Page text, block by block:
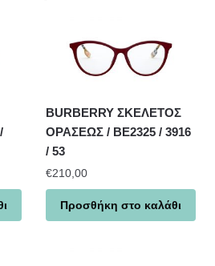
BURBERRY ΣΚΕΛΕΤΟΣ
ΟΡΑΣΕΩΣ / BE2325 / 3916
/ 53
€210,00
Προσθήκη στο καλάθι